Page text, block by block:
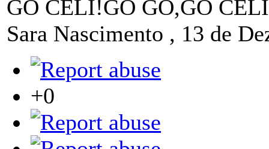
GO CELI!GO GO,GO
Sara Nascimento , 13 de
+0